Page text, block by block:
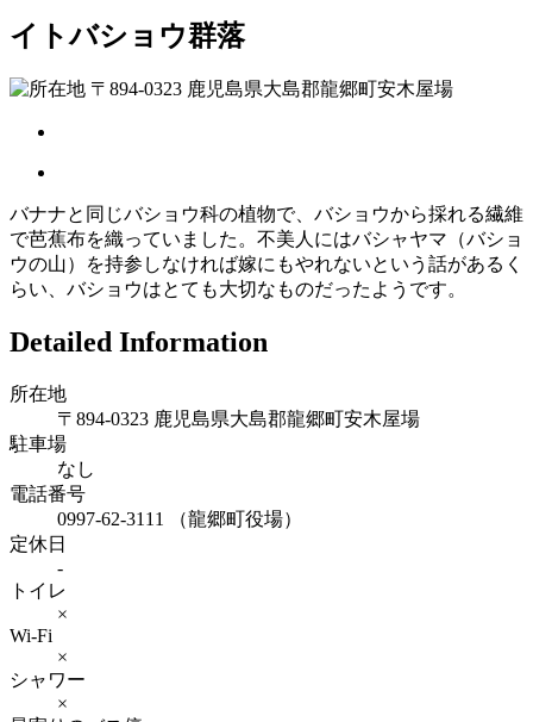
イトバショウ群落
〒894-0323 鹿児島県大島郡龍郷町安木屋場
バナナと同じバショウ科の植物で、バショウから採れる繊維
で芭蕉布を織っていました。不美人にはバシャヤマ（バショ
ウの山）を持参しなければ嫁にもやれないという話があるく
らい、バショウはとても大切なものだったようです。
Detailed Information
所在地
〒894-0323 鹿児島県大島郡龍郷町安木屋場
駐車場
なし
電話番号
0997-62-3111 （龍郷町役場）
定休日
-
トイレ
×
Wi-Fi
×
シャワー
×